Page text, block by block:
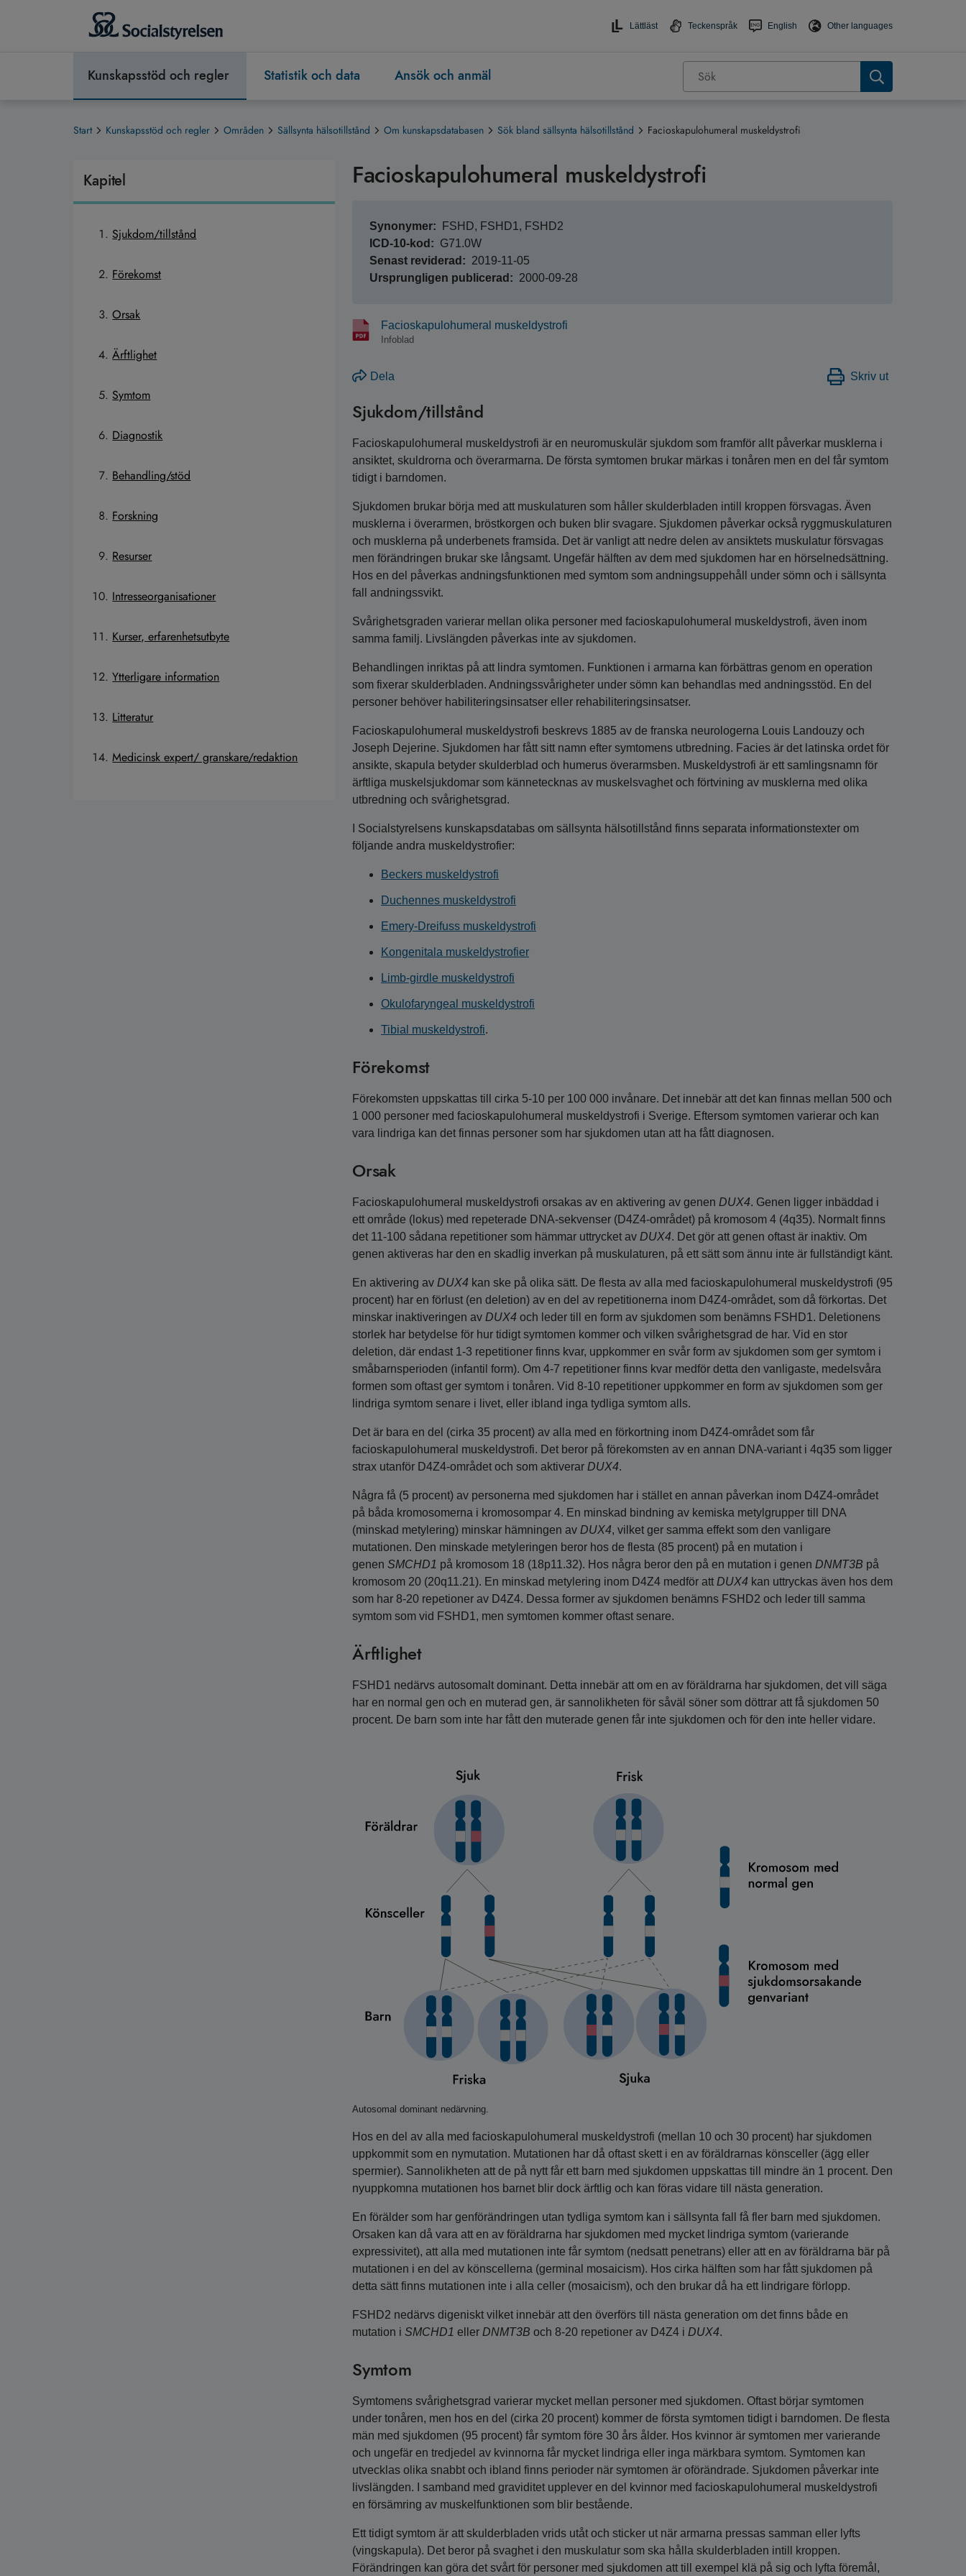
Lättläst Teckenspråk English Other languages
Kunskapsstöd och regler Statistik och data Ansök och anmäl
Start Kunskapsstöd och regler Områden Sällsynta hälsotillstånd Om kunskapsdatabasen Sök bland sällsynta hälsotillstånd Facioskapulohumeral muskeldystrofi
Kapitel
Sjukdom/tillstånd
Förekomst
Orsak
Ärftlighet
Symtom
Diagnostik
Behandling/stöd
Forskning
Resurser
Intresseorganisationer
Kurser, erfarenhetsutbyte
Ytterligare information
Litteratur
Medicinsk expert/ granskare/redaktion
Facioskapulohumeral muskeldystrofi
Synonymer
FSHD, FSHD1, FSHD2
ICD-10-kod G71.0W
Senast reviderad 2019-11-05
Ursprungligen publicerad 2000-09-28
Facioskapulohumeral muskeldystrofi
Infoblad
Dela Skriv ut
Sjukdom/tillstånd
Facioskapulohumeral muskeldystrofi är en neuromuskulär sjukdom som framför allt påverkar musklerna i
ansiktet, skuldrorna och överarmarna. De första symtomen brukar märkas i tonåren men en del får symtom
tidigt i barndomen.
Sjukdomen brukar börja med att muskulaturen som håller skulderbladen intill kroppen försvagas. Även
musklerna i överarmen, bröstkorgen och buken blir svagare. Sjukdomen påverkar också ryggmuskulaturen
och musklerna på underbenets framsida. Det är vanligt att nedre delen av ansiktets muskulatur försvagas
men förändringen brukar ske långsamt. Ungefär hälften av dem med sjukdomen har en hörselnedsättning.
Hos en del påverkas andningsfunktionen med symtom som andningsuppehåll under sömn och i sällsynta
fall andningssvikt.
Svårighetsgraden varierar mellan olika personer med facioskapulohumeral muskeldystrofi, även inom
samma familj. Livslängden påverkas inte av sjukdomen.
Behandlingen inriktas på att lindra symtomen. Funktionen i armarna kan förbättras genom en operation
som fixerar skulderbladen. Andningssvårigheter under sömn kan behandlas med andningsstöd. En del
personer behöver habiliteringsinsatser eller rehabiliteringsinsatser.
Facioskapulohumeral muskeldystrofi beskrevs 1885 av de franska neurologerna Louis Landouzy och
Joseph Dejerine. Sjukdomen har fått sitt namn efter symtomens utbredning. Facies är det latinska ordet för
ansikte, skapula betyder skulderblad och humerus överarmsben. Muskeldystrofi är ett samlingsnamn för
ärftliga muskelsjukdomar som kännetecknas av muskelsvaghet och förtvining av musklerna med olika
utbredning och svårighetsgrad.
I Socialstyrelsens kunskapsdatabas om sällsynta hälsotillstånd finns separata informationstexter om
följande andra muskeldystrofier:
Beckers muskeldystrofi
Duchennes muskeldystrofi
Emery-Dreifuss muskeldystrofi
Kongenitala muskeldystrofier
Limb-girdle muskeldystrofi
Okulofaryngeal muskeldystrofi
Tibial muskeldystrofi.
Förekomst
Förekomsten uppskattas till cirka 5-10 per 100 000 invånare. Det innebär att det kan finnas mellan 500 och
1 000 personer med facioskapulohumeral muskeldystrofi i Sverige. Eftersom symtomen varierar och kan
vara lindriga kan det finnas personer som har sjukdomen utan att ha fått diagnosen.
Orsak
Facioskapulohumeral muskeldystrofi orsakas av en aktivering av genen DUX4. Genen ligger inbäddad i
ett område (lokus) med repeterade DNA-sekvenser (D4Z4-området) på kromosom 4 (4q35). Normalt finns
det 11-100 sådana repetitioner som hämmar uttrycket av DUX4. Det gör att genen oftast är inaktiv. Om
genen aktiveras har den en skadlig inverkan på muskulaturen, på ett sätt som ännu inte är fullständigt känt.
En aktivering av DUX4 kan ske på olika sätt. De flesta av alla med facioskapulohumeral muskeldystrofi (95
procent) har en förlust (en deletion) av en del av repetitionerna inom D4Z4-området, som då förkortas. Det
minskar inaktiveringen av DUX4 och leder till en form av sjukdomen som benämns FSHD1. Deletionens
storlek har betydelse för hur tidigt symtomen kommer och vilken svårighetsgrad de har. Vid en stor
deletion, där endast 1-3 repetitioner finns kvar, uppkommer en svår form av sjukdomen som ger symtom i
småbarnsperioden (infantil form). Om 4-7 repetitioner finns kvar medför detta den vanligaste, medelsvåra
formen som oftast ger symtom i tonåren. Vid 8-10 repetitioner uppkommer en form av sjukdomen som ger
lindriga symtom senare i livet, eller ibland inga tydliga symtom alls.
Det är bara en del (cirka 35 procent) av alla med en förkortning inom D4Z4-området som får
facioskapulohumeral muskeldystrofi. Det beror på förekomsten av en annan DNA-variant i 4q35 som ligger
strax utanför D4Z4-området och som aktiverar DUX4.
Några få (5 procent) av personerna med sjukdomen har i stället en annan påverkan inom D4Z4-området
på båda kromosomerna i kromosompar 4. En minskad bindning av kemiska metylgrupper till DNA
(minskad metylering) minskar hämningen av DUX4, vilket ger samma effekt som den vanligare
mutationen. Den minskade metyleringen beror hos de flesta (85 procent) på en mutation i
genen SMCHD1 på kromosom 18 (18p11.32). Hos några beror den på en mutation i genen DNMT3B på
kromosom 20 (20q11.21). En minskad metylering inom D4Z4 medför att DUX4 kan uttryckas även hos dem
som har 8-20 repetioner av D4Z4. Dessa former av sjukdomen benämns FSHD2 och leder till samma
symtom som vid FSHD1, men symtomen kommer oftast senare.
Ärftlighet
FSHD1 nedärvs autosomalt dominant. Detta innebär att om en av föräldrarna har sjukdomen, det vill säga
har en normal gen och en muterad gen, är sannolikheten för såväl söner som döttrar att få sjukdomen 50
procent. De barn som inte har fått den muterade genen får inte sjukdomen och för den inte heller vidare.
Autosomal dominant nedärvning.
Hos en del av alla med facioskapulohumeral muskeldystrofi (mellan 10 och 30 procent) har sjukdomen
uppkommit som en nymutation. Mutationen har då oftast skett i en av föräldrarnas könsceller (ägg eller
spermier). Sannolikheten att de på nytt får ett barn med sjukdomen uppskattas till mindre än 1 procent. Den
nyuppkomna mutationen hos barnet blir dock ärftlig och kan föras vidare till nästa generation.
En förälder som har genförändringen utan tydliga symtom kan i sällsynta fall få fler barn med sjukdomen.
Orsaken kan då vara att en av föräldrarna har sjukdomen med mycket lindriga symtom (varierande
expressivitet), att alla med mutationen inte får symtom (nedsatt penetrans) eller att en av föräldrarna bär på
mutationen i en del av könscellerna (germinal mosaicism). Hos cirka hälften som har fått sjukdomen på
detta sätt finns mutationen inte i alla celler (mosaicism), och den brukar då ha ett lindrigare förlopp.
FSHD2 nedärvs digeniskt vilket innebär att den överförs till nästa generation om det finns både en
mutation i SMCHD1 eller DNMT3B och 8-20 repetioner av D4Z4 i DUX4.
Symtom
Symtomens svårighetsgrad varierar mycket mellan personer med sjukdomen. Oftast börjar symtomen
under tonåren, men hos en del (cirka 20 procent) kommer de första symtomen tidigt i barndomen. De flesta
män med sjukdomen (95 procent) får symtom före 30 års ålder. Hos kvinnor är symtomen mer varierande
och ungefär en tredjedel av kvinnorna får mycket lindriga eller inga märkbara symtom. Symtomen kan
utvecklas olika snabbt och ibland finns perioder när symtomen är oförändrade. Sjukdomen påverkar inte
livslängden. I samband med graviditet upplever en del kvinnor med facioskapulohumeral muskeldystrofi
en försämring av muskelfunktionen som blir bestående.
Ett tidigt symtom är att skulderbladen vrids utåt och sticker ut när armarna pressas samman eller lyfts
(vingskapula). Det beror på svaghet i den muskulatur som ska hålla skulderbladen intill kroppen.
Förändringen kan göra det svårt för personer med sjukdomen att till exempel klä på sig och lyfta föremål,